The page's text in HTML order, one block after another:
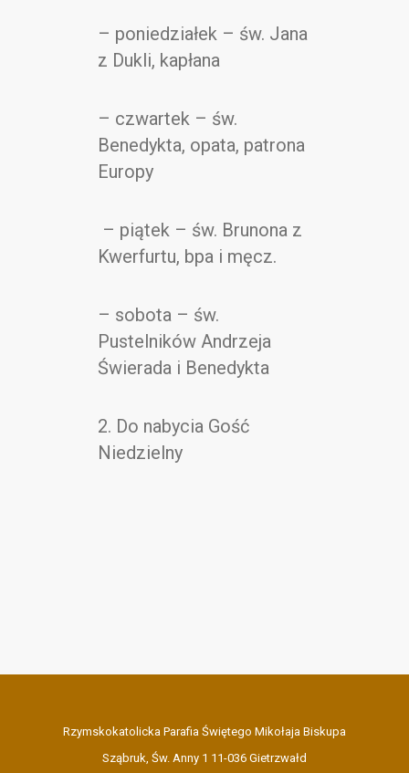
– poniedziałek – św. Jana
z Dukli, kapłana
– czwartek – św.
Benedykta, opata, patrona
Europy
– piątek – św. Brunona z
Kwerfurtu, bpa i męcz.
– sobota – św.
Pustelników Andrzeja
Świerada i Benedykta
2. Do nabycia Gość
Niedzielny
Rzymskokatolicka Parafia Świętego Mikołaja Biskupa
Sząbruk, Św. Anny 1 11-036 Gietrzwałd